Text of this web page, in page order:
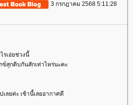
3 กรกฎาคม 2568 5:11:28
รเอ่ยช่วงนี้
ข์สุกดิบกันสักเท่าไหร่นะคะ
ลยค่ะ เช้านี้เลยอากาศดี